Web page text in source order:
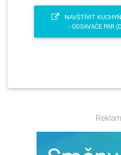
NAVŠTÍVIT
- ODSAVAČE PAR